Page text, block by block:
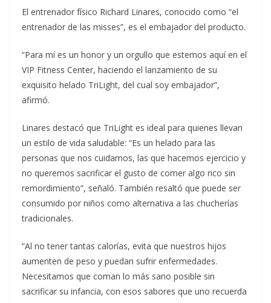
El entrenador físico Richard Linares, conocido como “el
entrenador de las misses”, es el embajador del producto.
“Para mí es un honor y un orgullo que estemos aquí en el
VIP Fitness Center, haciendo el lanzamiento de su
exquisito helado TriLight, del cual soy embajador”,
afirmó.
Linares destacó que TriLight es ideal para quienes llevan
un estilo de vida saludable: “Es un helado para las
personas que nos cuidamos, las que hacemos ejercicio y
no queremos sacrificar el gusto de comer algo rico sin
remordimiento”, señaló. También resaltó que puede ser
consumido por niños como alternativa a las chucherías
tradicionales.
“Al no tener tantas calorías, evita que nuestros hijos
aumenten de peso y puedan sufrir enfermedades.
Necesitamos que coman lo más sano posible sin
sacrificar su infancia, con esos sabores que uno recuerda